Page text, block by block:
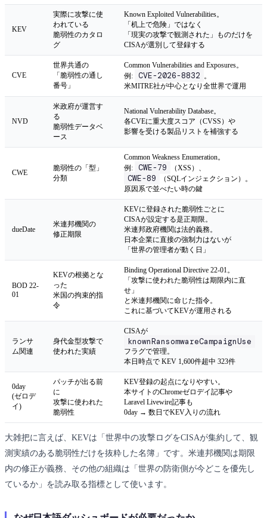
KEV
実際に攻撃に使
われている
脆弱性のカタロ
グ
Known Exploited Vulnerabilities。
「机上で危険」ではなく
「現実の攻撃で観測された」ものだけを
CISAが選別して登録する
CVE
世界共通の
「脆弱性の通し
番号」
Common Vulnerabilities and Exposures。
例:
CVE-2026-8832 。
米MITRE社が中心となり全世界で運用
NVD
米政府が運営す
る
脆弱性データベ
ース
National Vulnerability Database。
各CVEに重大度スコア（CVSS）や
影響を受ける製品リストを補強する
CWE
脆弱性の「型」
分類
Common Weakness Enumeration。
例:
CWE-79 （XSS）、
CWE-89
（SQLインジェクション）。
原因系で並べたい時の鍵
dueDate
米連邦機関の
修正期限
KEVに登録された脆弱性ごとに
CISAが設定する是正期限。
米連邦政府機関は法的義務。
日本企業に直接の強制力はないが
「世界の管理者が動く日」
BOD 22-
01
KEVの根拠とな
った
米国の拘束的指
令
Binding Operational Directive 22-01。
「攻撃に使われた脆弱性は期限内に直
せ」
と米連邦機関に命じた指令。
これに基づいてKEVが運用される
ランサ
ム関連
身代金型攻撃で
使われた実績
CISAが
knownRansomwareCampaignUse
フラグで管理。
本日時点で KEV 1,600件超中 323件
0day
(ゼロデ
イ)
パッチが出る前
に
攻撃に使われた
脆弱性
KEV登録の起点になりやすい。
本サイトのChromeゼロデイ記事や
Laravel Livewire記事も
0day → 数日でKEV入りの流れ
大雑把に言えば、KEVは「世界中の攻撃ログをCISAが集約して、観
測実績のある脆弱性だけを抜粋した名簿」です。米連邦機関は期限
内の修正が義務、その他の組織は「世界の防衛側が今どこを優先し
ているか」を読み取る指標として使います。